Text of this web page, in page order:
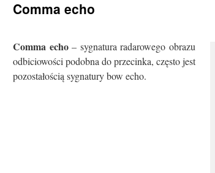
treści
Comma echo
Comma echo– sygnatura radarowego obrazu
odbiciowości podobna do przecinka, często jest
pozostałością sygnatury bow echo.